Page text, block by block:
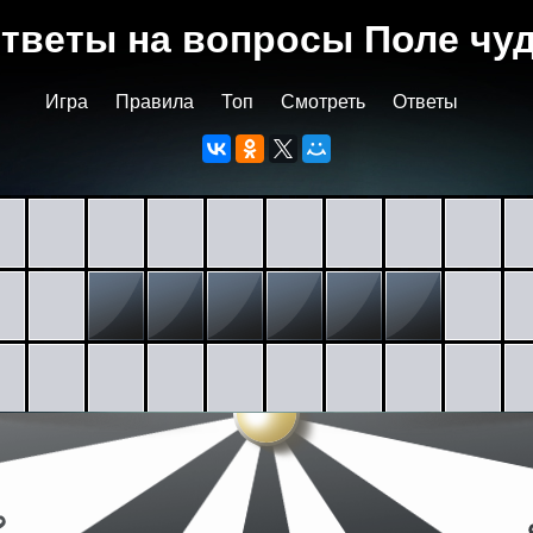
на вопросы Поле
Игра Правила Топ Смотреть Ответы